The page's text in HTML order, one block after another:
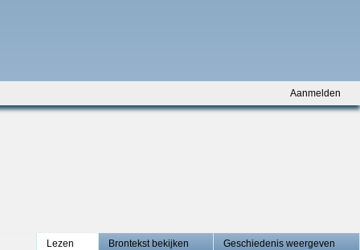
Aanmelden
Lezen Brontekst bekijken Geschiedenis weergeven